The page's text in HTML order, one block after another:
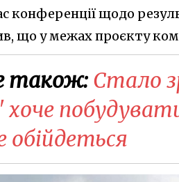
конференції щодо
що у межах проєкту
також: Стало
хоче
обійдеться